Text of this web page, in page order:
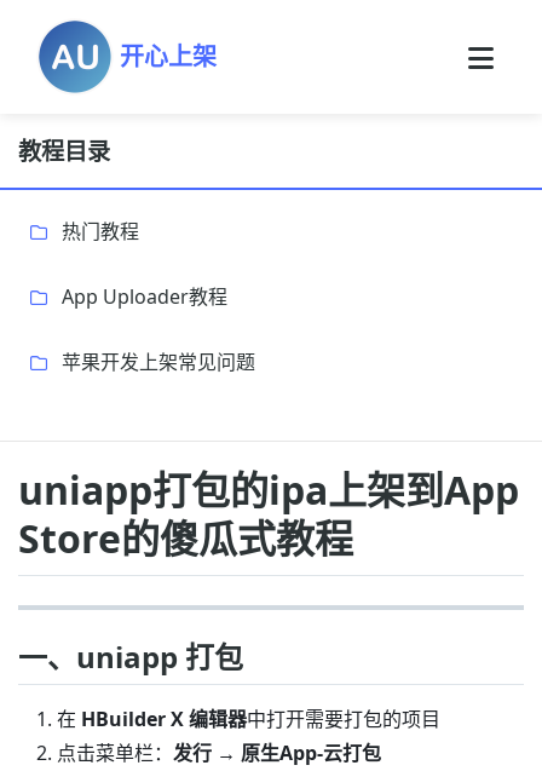
开心上架
教程目录
热门教程
App Uploader教程
苹果开发上架常见问题
uniapp打包的ipa上架到App
Store的傻瓜式教程
一、uniapp 打包
在 HBuilder X 编辑器中打开需要打包的项目
点击菜单栏： 发行 → 原生App-云打包